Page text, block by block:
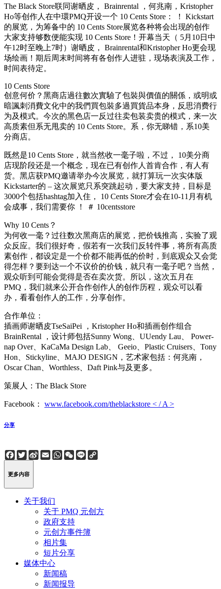
The Black Store联同谢晒皮， Brainrental ，何兆南，Kristopher
Ho等创作人在中環PMQ开设一个 10 Cents Store： ！ Kickstart
的展览，为筹备中的 10 Cents Store展览各种将会出现的创作
大家支持够数便能实现 10 Cents Store！开幕当天（ 5月10日中
午12时至晚上7时）谢晒皮， Brainrental和Kristopher Ho更会现
场绘画！期后周末时间将有各创作人进驻，现场表演及工作，
时间表待定。
10 Cents Store
创意何价？黑商店過往數次實驗了包裝與價值的關係，或明或
暗諷刺消費文化中的我們買包裝多過買貨品本身，反思消费行
为及模式。今次的黑色店一反过往卖包装卖贵的模式，来一次
高质素但系无甩卖的 10 Cents Store。系，你无睇错，系10美
分商店。
既然是10 Cents Store，就当然收一毫子啦，不过， 10美分商
店现阶段还是一个概念，现在已有创作人首肯合作，有人有
货。黑店获PMQ邀请举办今次展览，就打算玩一次实体版
Kickstarter的 – 这次展览只系突跳起动，要大家支持，目标是
3000个包括hashtag加入住， 10 Cents Store才会在10-11月有机
会成事，我们需要你 ！ ＃ 10centsstore
Why 10 Cents？
为何收一毫？过往数次黑商店的展览，把价钱推高，实验了观
众反应。我们很好奇，假若有一次我们反转件事，将所有高质
素创作，都设定是一个价都不能再低的价时，到底观众又会觉
得怎样？要到达一个不议价的价钱，就只有一毫子吧？当然，
观众听到可能会觉得是否在卖次货。所以，这次五月在
PMQ，我们就来公开合作创作人的创作历程，观众可以看
办，看看创作人的工作，分享创作。
合作单位：
插画师谢晒皮TseSaiPei ，Kristopher Ho和插画创作组合
BrainRental ，设计师包括Sunny Wong、UUendy Lau、 Power-
nap Over、KaCaMa Design Lab、 Geeio、Plastic Cruisers、Tony
Hon、Stickyline、MAJO DESIGN，艺术家包括：何兆南，
Oscar Chan、Worthless、Daft Pink与及更多。
策展人：The Black Store
Facebook： www.facebook.com/theblackstore < / A >
分享
Facebook
Twitter
Sina
Weibo
EmailWhatsApp
WeChat
Line
更多内容
关于我们
关于 PMQ 元创方
政府支持
元创方事件簿
相片集
短片分享
媒体中心
新闻稿
新闻报导